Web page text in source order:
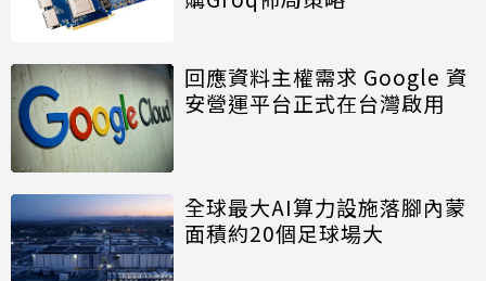
回應資料主權需求 Google 資
安營運平台正式在台灣啟用
全球最大AI算力設施落腳內蒙
面積約20個足球場大